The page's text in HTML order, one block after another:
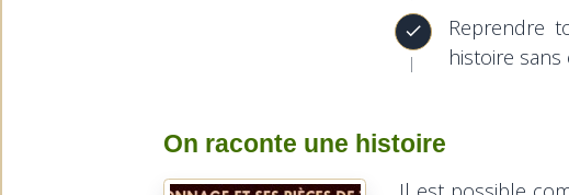
Reprendre
histoire
On raconte une histoire